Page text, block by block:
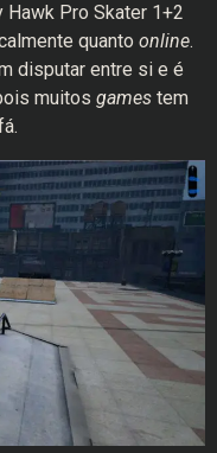
Hawk Pro Skater 1+2
quanto online.
disputar entre si e é
muitos games tem